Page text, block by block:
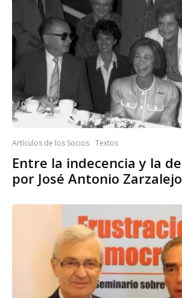
Artículos de los Socios Textos
Entre la indecencia y la
por José Antonio